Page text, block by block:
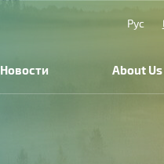
Рус
Новости About Us